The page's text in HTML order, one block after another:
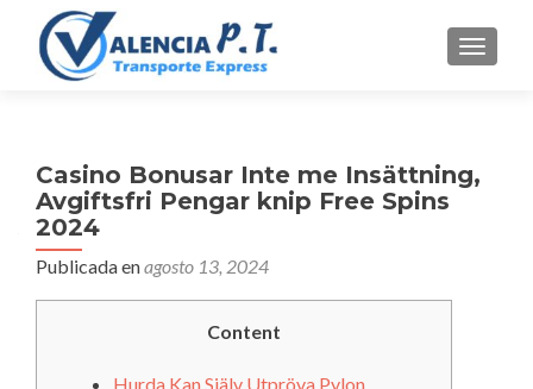
Casino Bonusar Inte me Insättning,
Avgiftsfri Pengar knip Free Spins
2024
Publicada enagosto 13, 2024
Content
Hurda Kan Själv Utpröva Pylon